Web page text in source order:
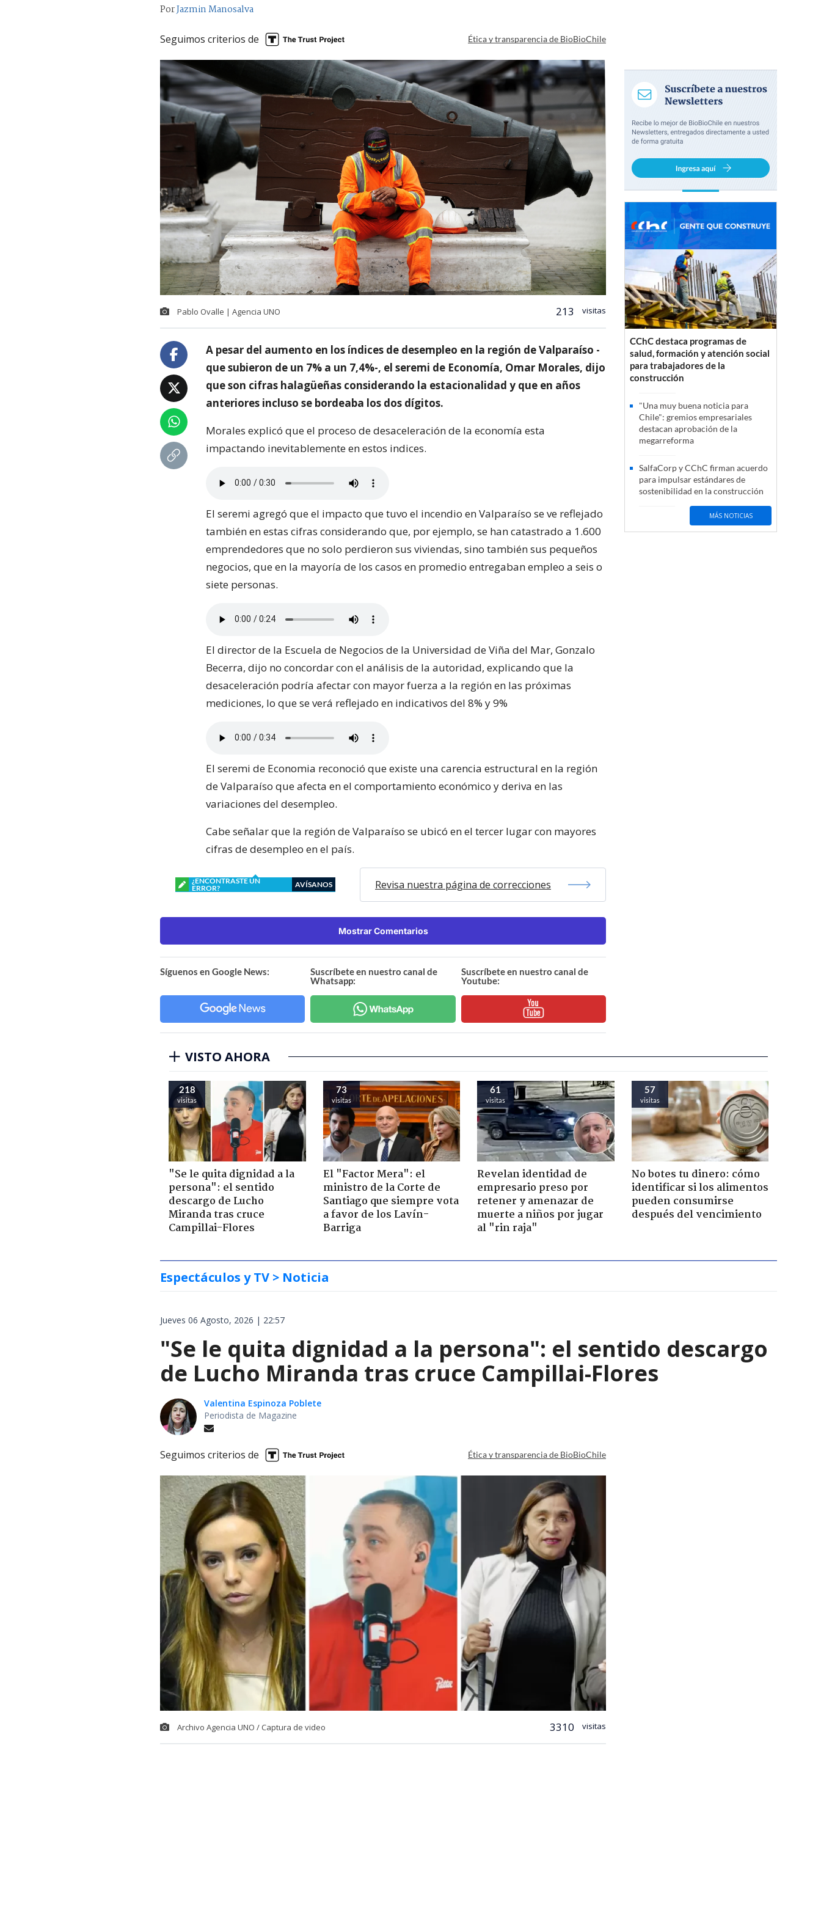
PorJazmin Manosalva
Seguimos criterios de Ética y transparencia de BioBioChile
Pablo Ovalle | Agencia UNO 213 visitas
A pesar del aumento en los índices de desempleo en la región de Valparaíso -
que subieron de un 7% a un 7,4%-, el seremi de Economía, Omar Morales, dijo
que son cifras halagüeñas considerando la estacionalidad y que en años
anteriores incluso se bordeaba los dos dígitos.
Morales explicó que el proceso de desaceleración de la economía esta
impactando inevitablemente en estos indices.
El seremi agregó que el impacto que tuvo el incendio en Valparaíso se ve reflejado
también en estas cifras considerando que, por ejemplo, se han catastrado a 1.600
emprendedores que no solo perdieron sus viviendas, sino también sus pequeños
negocios, que en la mayoría de los casos en promedio entregaban empleo a seis o
siete personas.
El director de la Escuela de Negocios de la Universidad de Viña del Mar, Gonzalo
Becerra, dijo no concordar con el análisis de la autoridad, explicando que la
desaceleración podría afectar con mayor fuerza a la región en las próximas
mediciones, lo que se verá reflejado en indicativos del 8% y 9%
El seremi de Economia reconoció que existe una carencia estructural en la región
de Valparaíso que afecta en el comportamiento económico y deriva en las
variaciones del desempleo.
Cabe señalar que la región de Valparaíso se ubicó en el tercer lugar con mayores
cifras de desempleo en el país.
¿ENCONTRASTE UN
ERROR?
AVÍSANOS Revisa nuestra página de correcciones
Mostrar Comentarios
Síguenos en Google News:
Suscríbete en nuestro canal de
Whatsapp:
Suscríbete en nuestro canal de
Youtube:
CChC destaca programas de
salud, formación y atención social
para trabajadores de la
construcción
"Una muy buena noticia para
Chile": gremios empresariales
destacan aprobación de la
megarreforma
SalfaCorp y CChC firman acuerdo
para impulsar estándares de
sostenibilidad en la construcción
MÁS NOTICIAS
VISTO AHORA
218
visitas
"Se le quita dignidad a la
persona": el sentido
descargo de Lucho
Miranda tras cruce
Campillai-Flores
73
visitas
El "Factor Mera": el
ministro de la Corte de
Santiago que siempre vota
a favor de los Lavín-
Barriga
61
visitas
Revelan identidad de
empresario preso por
retener y amenazar de
muerte a niños por jugar
al "rin raja"
57
visitas
No botes tu dinero: cómo
identificar si los alimentos
pueden consumirse
después del vencimiento
Espectáculos y TV > Noticia
Jueves 06 Agosto, 2026 | 22:57
"Se le quita dignidad a la persona": el sentido descargo
de Lucho Miranda tras cruce Campillai-Flores
Valentina Espinoza Poblete
Periodista de Magazine
Seguimos criterios de Ética y transparencia de BioBioChile
Archivo Agencia UNO / Captura de video 3310 visitas